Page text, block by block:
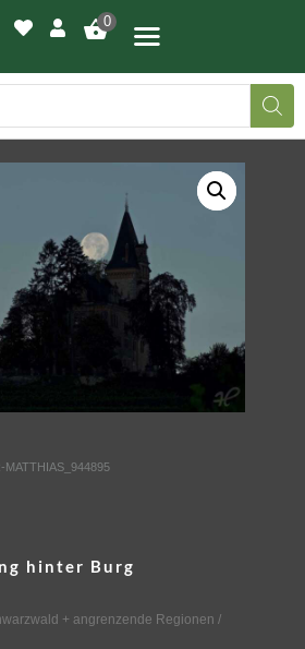
0
IHR BILD
MATTHIAS_944895
hinter Burg
+ angrenzende Regionen /